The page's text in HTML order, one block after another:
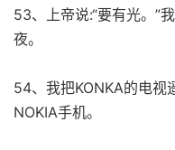
53、上帝说:“要有光。”
夜。
54、我把KONKA的电视
NOKIA手机。